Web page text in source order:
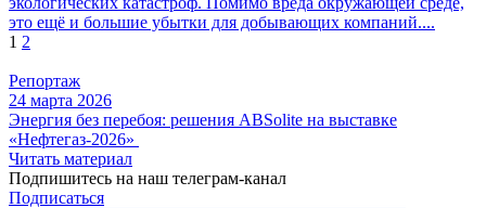
это ещё и большие убытки для добывающих компаний....
Пагинация
записей
1 2
Репортаж
24 марта 2026
Энергия без перебоя: решения ABSolite на выставке
«Нефтегаз-2026»
Читать материал
Подпишитесь на наш телеграм-канал
Подписаться